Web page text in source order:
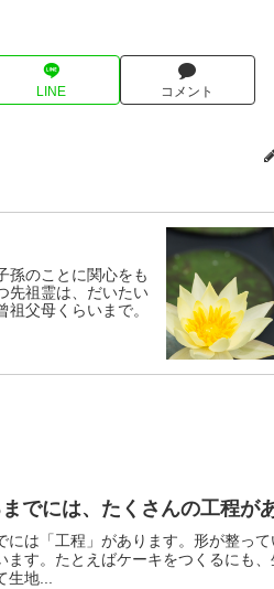
LINE コメント
孫のことに関心をも
先祖霊は、だいたい
祖父母くらいまで。
でには、たくさんの工程があ
には「工程」があります。形が整って
ます。たとえばケーキをつくるにも、
生地...